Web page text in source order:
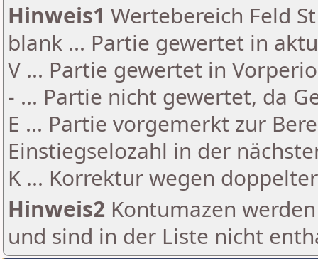
Hinweis1 Wertebereich Feld
blank ... Partie gewertet in
V ... Partie gewertet in
- ... Partie nicht gewertet, da
E ... Partie vorgemerkt zur
Einstiegselozahl in der
K ... Korrektur wegen
Hinweis2 Kontumazen
und sind in der Liste nicht